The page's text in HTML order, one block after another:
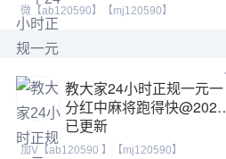
微【ab120590】【mj120590】
【tj525555】一元一分麻将
教大家24小时正规一元一
分红中麻将跑得快@2024
已更新
加V【ab120590 】【mj120590】